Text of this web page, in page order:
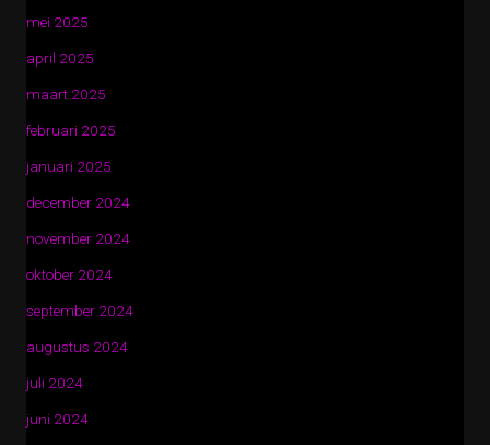
mei 2025
april 2025
maart 2025
februari 2025
januari 2025
december 2024
november 2024
oktober 2024
september 2024
augustus 2024
juli 2024
juni 2024